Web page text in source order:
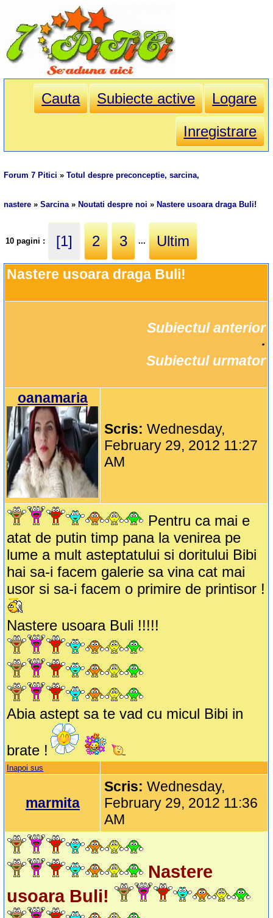
Cauta Subiecte active
Logare
Inregistrare
Forum 7 Pitici »Totul despre preconceptie, sarcina,
nastere »Sarcina» Noutati despre noi » Nastere usoara draga Buli!
10 pagini : [1] 2 3 ... Ultim
Nastere usoara draga Buli!
Subiectul anterior
Subiectul urmator
oanamaria
Scris:Wednesday,
February 29, 2012 11:27
AM
Pentru ca mai e
atat de putin timp pana la venirea pe
lume a mult asteptatului si doritului Bibi
hai sa-i facem galerie sa vina cat mai
usor si sa-i facem o primire de printisor !
Nastere usoara Buli !!!!!
Abia astept sa te vad cu micul Bibi in
brate !
Inapoi sus
marmita
Scris:Wednesday,
February 29, 2012 11:36
AM
Nastere
usoara Buli!